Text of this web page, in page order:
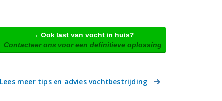
→ Ook last van vocht in huis?
Contacteer ons voor een definitieve oplossing
Lees meer tips en advies vochtbestrijding